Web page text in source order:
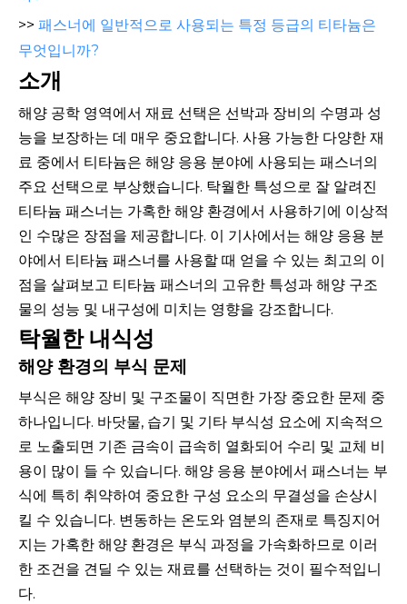
>> 패스너에 일반적으로 사용되는 특정 등급의 티타늄은
무엇입니까?
소개
해양 공학 영역에서 재료 선택은 선박과 장비의 수명과 성
능을 보장하는 데 매우 중요합니다. 사용 가능한 다양한 재
료 중에서 티타늄은 해양 응용 분야에 사용되는 패스너의
주요 선택으로 부상했습니다. 탁월한 특성으로 잘 알려진
티타늄 패스너는 가혹한 해양 환경에서 사용하기에 이상적
인 수많은 장점을 제공합니다. 이 기사에서는 해양 응용 분
야에서 티타늄 패스너를 사용할 때 얻을 수 있는 최고의 이
점을 살펴보고 티타늄 패스너의 고유한 특성과 해양 구조
물의 성능 및 내구성에 미치는 영향을 강조합니다.
탁월한 내식성
해양 환경의 부식 문제
부식은 해양 장비 및 구조물이 직면한 가장 중요한 문제 중
하나입니다. 바닷물, 습기 및 기타 부식성 요소에 지속적으
로 노출되면 기존 금속이 급속히 열화되어 수리 및 교체 비
용이 많이 들 수 있습니다. 해양 응용 분야에서 패스너는 부
식에 특히 취약하여 중요한 구성 요소의 무결성을 손상시
킬 수 있습니다. 변동하는 온도와 염분의 존재로 특징지어
지는 가혹한 해양 환경은 부식 과정을 가속화하므로 이러
한 조건을 견딜 수 있는 재료를 선택하는 것이 필수적입니
다.